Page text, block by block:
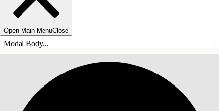
Open Main MenuClose
Modal Body...